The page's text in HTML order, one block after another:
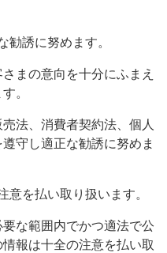
勧誘に努めます。
まの意向を十分にふまえ
。
法、消費者契約法、個人
守し適正な勧誘に努めま
意を払い取り扱います。
な範囲内でかつ適法で公
報は十全の注意を払い取